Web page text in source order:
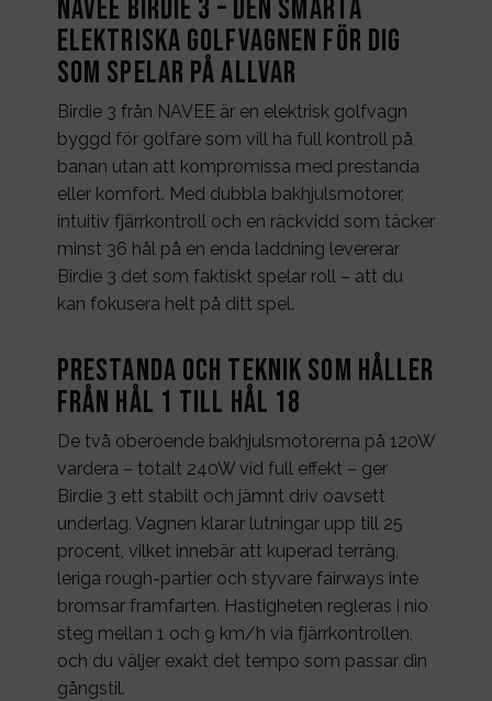
NAVEE Birdie 3 – Den Smarta
Elektriska Golfvagnen för Dig
som Spelar på Allvar
Birdie 3 från NAVEE är en elektrisk golfvagn
byggd för golfare som vill ha full kontroll på
banan utan att kompromissa med prestanda
eller komfort. Med dubbla bakhjulsmotorer,
intuitiv fjärrkontroll och en räckvidd som täcker
minst 36 hål på en enda laddning levererar
Birdie 3 det som faktiskt spelar roll – att du
kan fokusera helt på ditt spel.
Prestanda och teknik som håller
från hål 1 till hål 18
De två oberoende bakhjulsmotorerna på 120W
vardera – totalt 240W vid full effekt – ger
Birdie 3 ett stabilt och jämnt driv oavsett
underlag. Vagnen klarar lutningar upp till 25
procent, vilket innebär att kuperad terräng,
leriga rough-partier och styvare fairways inte
bromsar framfarten. Hastigheten regleras i nio
steg mellan 1 och 9 km/h via fjärrkontrollen,
och du väljer exakt det tempo som passar din
gångstil.